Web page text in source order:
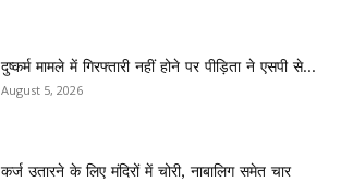
दुष्कर्म मामले में गिरफ्तारी नहीं होने पर पीड़िता ने एसपी से...
August 5, 2026
कर्ज उतारने के लिए मंदिरों में चोरी, नाबालिग समेत चार